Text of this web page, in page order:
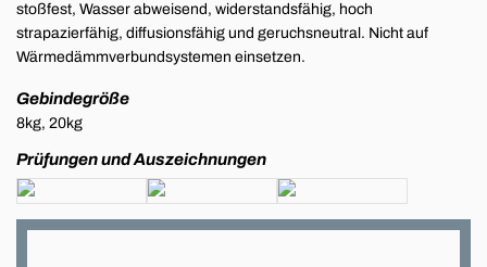
stoßfest, Wasser abweisend, widerstandsfähig, hoch
strapazierfähig, diffusionsfähig und geruchsneutral. Nicht auf
Wärmedämmverbundsystemen einsetzen.
Gebindegröße
8kg, 20kg
Prüfungen und Auszeichnungen